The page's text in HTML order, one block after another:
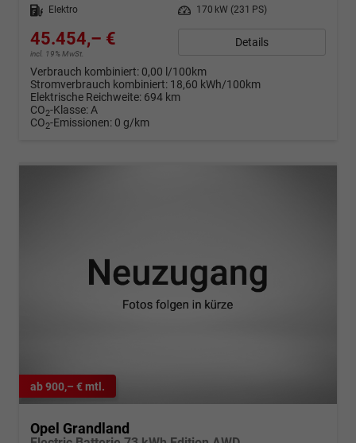
Kraftstoff
Elektro Leistung 170 kW (231 PS)
45.454,– €
incl. 19% MwSt.
Details
Verbrauch kombiniert: 0,00 l/100km
Stromverbrauch kombiniert: 18,60 kWh/100km
Elektrische Reichweite: 694 km
CO2-Klasse:A
CO2-Emissionen: 0 g/km
ab 900,– € mtl.
Opel Grandland